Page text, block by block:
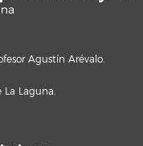
Agustín Arévalo.
La Laguna.